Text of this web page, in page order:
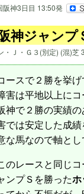
神3日目 13:50発
神ジャンプ
・Ｊ・Ｇ３(別定) (混)芝
ースで２勝を挙げ
害は平地以上に
神で２勝の実績
では安定した成績
馬なので軸とし
のレースと同じコ
ンプＳを勝ったホ